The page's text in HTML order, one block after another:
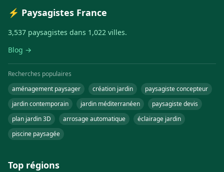
⚡ Paysagistes France
3,537 paysagistes dans 1,022 villes.
Blog →
Recherches populaires
aménagement paysager
création jardin
paysagiste concepteur
jardin contemporain
jardin méditerranéen
paysagiste devis
plan jardin 3D
arrosage automatique
éclairage jardin
piscine paysagée
Top régions